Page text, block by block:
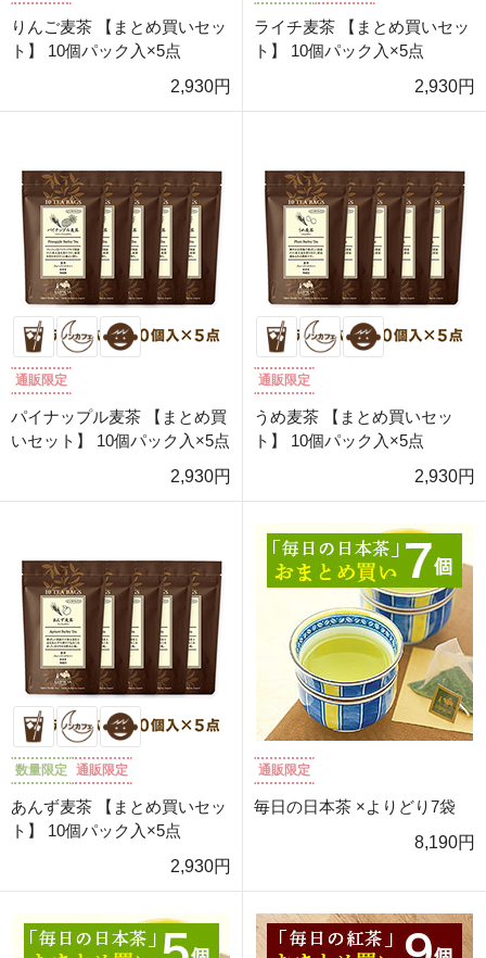
りんご麦茶 【まとめ買いセッ
ト】 10個パック入×5点
2,930円
ライチ麦茶 【まとめ買いセッ
ト】 10個パック入×5点
2,930円
通販限定
パイナップル麦茶 【まとめ買
いセット】 10個パック入×5点
2,930円
通販限定
うめ麦茶 【まとめ買いセッ
ト】 10個パック入×5点
2,930円
数量限定 通販限定
あんず麦茶 【まとめ買いセッ
ト】 10個パック入×5点
2,930円
通販限定
毎日の日本茶 ×よりどり7袋
8,190円